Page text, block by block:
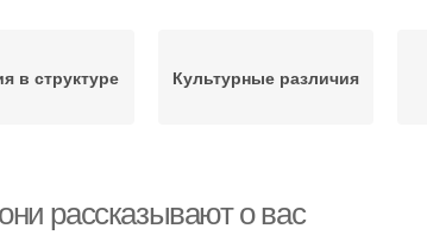
в структуре Культурные различия
рассказывают о вас